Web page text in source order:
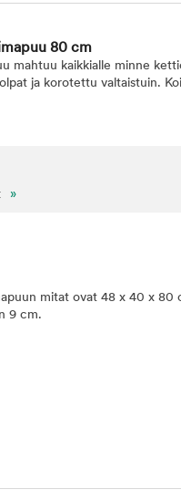
80 cm
mahtuu kaikkialle minne
ja korotettu valtaistuin.
»
mitat ovat 48 x 40 x 80
9 cm.